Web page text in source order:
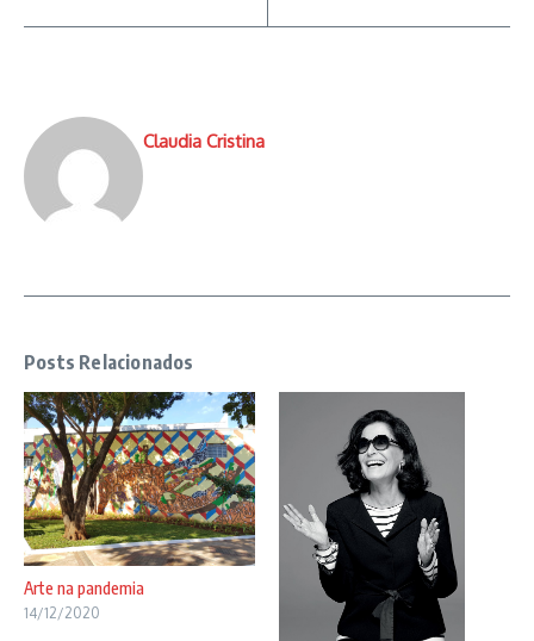
Claudia Cristina
Posts Relacionados
Arte na pandemia
14/12/2020